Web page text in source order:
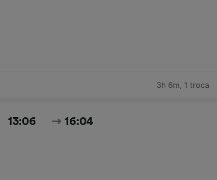
3h 6m, 1 troca
13:06 16:04